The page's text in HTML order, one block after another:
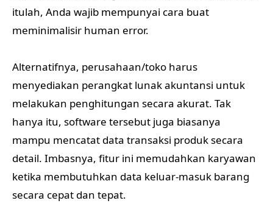
itulah, Anda wajib mempunyai cara buat
meminimalisir human error.
Alternatifnya, perusahaan/toko harus
menyediakan perangkat lunak akuntansi untuk
melakukan penghitungan secara akurat. Tak
hanya itu, software tersebut juga biasanya
mampu mencatat data transaksi produk secara
detail. Imbasnya, fitur ini memudahkan karyawan
ketika membutuhkan data keluar-masuk barang
secara cepat dan tepat.